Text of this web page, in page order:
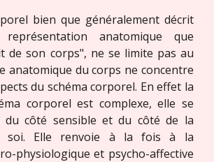
bien que généralement décrit
anatomique que
de son corps", ne se limite pas au
anatomique du corps ne concentre
du schéma corporel. En effet la
corporel est complexe, elle se
côté sensible et du côté de la
soi. Elle renvoie à la fois à la
physiologique et psycho-affective